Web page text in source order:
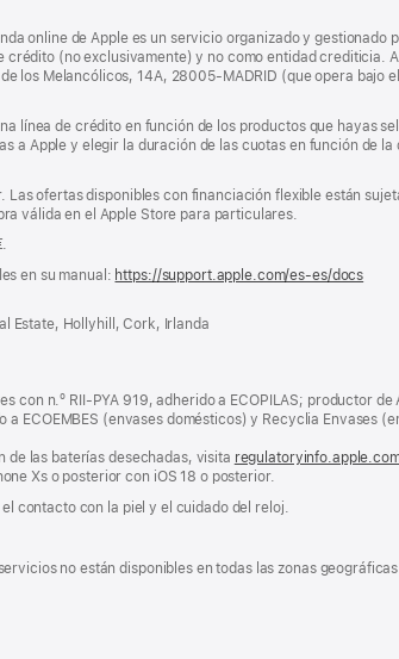
online de Apple es un servicio organizado y gestionado
(no exclusivamente) y no como entidad crediticia.
los Melancólicos, 14A, 28005-MADRID (que opera bajo
línea de crédito en función de los productos que hayas
a Apple y elegir la duración de las cuotas en función de
ofertas disponibles con financiación flexible están
válida en el Apple Store para particulares.
en su manual: https://support.apple.com/es-es/docs
Estate, Hollyhill, Cork, Irlanda
con n.º RII-PYA 919, adherido a ECOPILAS; productor de
ECOEMBES (envases domésticos) y Recyclia Envases
de las baterías desechadas, visita
Xs o posterior con iOS 18 o posterior.
contacto con la piel y el cuidado del reloj.
no están disponibles en todas las zonas